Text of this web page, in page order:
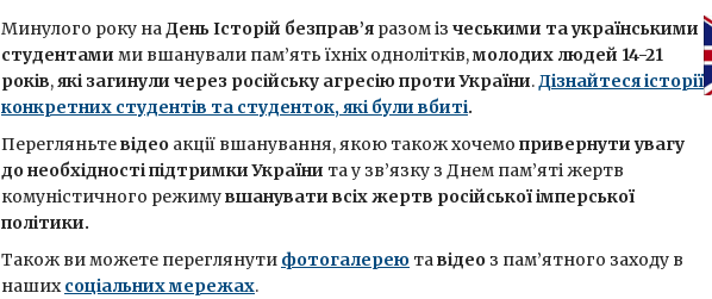
Минулого року наДень Історій безправ’я разом із чеськими та українськими
студентами ми вшанували пам’ять їхніх однолітків,молодих людей 14-21
років,які загинули через російську агресію проти України.Дізнайтеся історії
конкретних студентів та студенток, які були вбиті.
Перегляньтевідео акції вшанування, якою також хочемо привернути увагу
до необхідності підтримки України та у зв’язку з Днем пам’яті жертв
комуністичного режимувшанувати всіх жертв російської імперської
політики.
Також ви можете переглянути фотогалерею тавідео з пам’ятного заходу в
нашихсоціальних мережах.